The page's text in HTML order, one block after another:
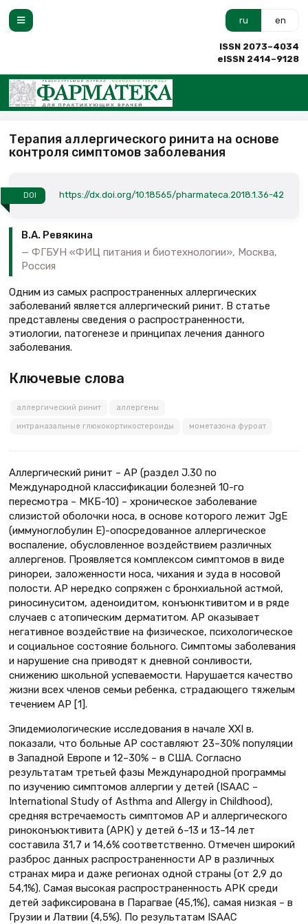
ru en
ISSN 2073–4034
eISSN 2414–9128
Терапия аллергического ринита на основе
контроля симптомов заболевания
DOI https://dx.doi.org/10.18565/pharmateca.2018.1.36-42
В.А. Ревякина
ФГБУН «ФИЦ питания и биотехнологии», Москва,
Россия
Одним из самых распространенных аллергических
заболеваний является аллергический ринит. В статье
представлены сведения о распространенности,
этиологии, патогенезе и принципах лечения данного
заболевания.
Ключевые слова
аллергический ринит аллергены
интраназальные глюкокортикостероиды мометазона фуроат
Аллергический ринит – АР (раздел J.30 по
Международной классификации болезней 10-го
пересмотра – МКБ-10) – хроническое заболевание
слизистой оболочки носа, в основе которого лежит JgE
(иммуноглобулин Е)-опосредованное аллергическое
воспаление, обусловленное воздействием различных
аллергенов. Проявляется комплексом симптомов в виде
ринореи, заложенности носа, чихания и зуда в носовой
полости. АР нередко сопряжен с бронхиальной астмой,
риносинуситом, аденоидитом, конъюнктивитом и в ряде
случаев с атопическим дерматитом. АР оказывает
негативное воздействие на физическое, психологическое
и социальное состояние больного. Симптомы заболевания
и нарушение сна приводят к дневной сонливости,
снижению школьной успеваемости. Нарушается качество
жизни всех членов семьи ребенка, страдающего тяжелым
течением АР [1].
Эпидемиологические исследования в начале XXI в.
показали, что больные АР составляют 23–30% популяции
в Западной Европе и 12–30% – в США. Согласно
результатам третьей фазы Международной программы
по изучению симптомов аллергии у детей (ISAAC –
International Study of Asthma and Allergy in Childhood),
средняя встречаемость симптомов АР и аллергического
риноконъюктивита (АРК) у детей 6–13 и 13–14 лет
составила 31,7 и 14,6% соответственно. Отмечен широкий
разброс данных распространенности АР в различных
странах мира и даже регионах одной страны (от 2,9 до
54,1%). Самая высокая распространенность АРК среди
детей зафиксирована в Парагвае (45,1%), самая низкая – в
Грузии и Латвии (4,5%). По результатам ISAAC